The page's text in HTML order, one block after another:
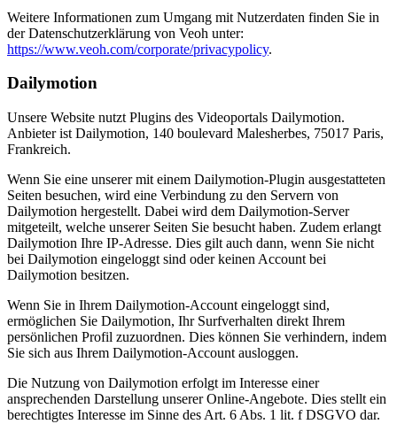
Weitere Informationen zum Umgang mit Nutzerdaten finden Sie in
der Datenschutzerklärung von Veoh unter:
https://www.veoh.com/corporate/privacypolicy.
Dailymotion
Unsere Website nutzt Plugins des Videoportals Dailymotion.
Anbieter ist Dailymotion, 140 boulevard Malesherbes, 75017 Paris,
Frankreich.
Wenn Sie eine unserer mit einem Dailymotion-Plugin ausgestatteten
Seiten besuchen, wird eine Verbindung zu den Servern von
Dailymotion hergestellt. Dabei wird dem Dailymotion-Server
mitgeteilt, welche unserer Seiten Sie besucht haben. Zudem erlangt
Dailymotion Ihre IP-Adresse. Dies gilt auch dann, wenn Sie nicht
bei Dailymotion eingeloggt sind oder keinen Account bei
Dailymotion besitzen.
Wenn Sie in Ihrem Dailymotion-Account eingeloggt sind,
ermöglichen Sie Dailymotion, Ihr Surfverhalten direkt Ihrem
persönlichen Profil zuzuordnen. Dies können Sie verhindern, indem
Sie sich aus Ihrem Dailymotion-Account ausloggen.
Die Nutzung von Dailymotion erfolgt im Interesse einer
ansprechenden Darstellung unserer Online-Angebote. Dies stellt ein
berechtigtes Interesse im Sinne des Art. 6 Abs. 1 lit. f DSGVO dar.